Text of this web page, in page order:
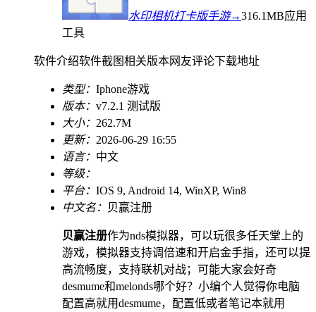
水印相机打卡版手游→316.1MB应用
工具
软件介绍软件截图相关版本网友评论下载地址
类型： Iphone游戏
版本： v7.2.1 测试版
大小： 262.7M
更新： 2026-06-29 16:55
语言： 中文
等级：
平台： IOS 9, Android 14, WinXP, Win8
中文名： 贝赢注册
贝赢注册作为nds模拟器，可以玩很多任天堂上的
游戏，模拟器支持调倍速和开启金手指，还可以提
高流畅度，支持联机对战；可能大家会好奇
desmume和melonds哪个好？小编个人觉得你电脑
配置高就用desmume，配置低或者笔记本就用